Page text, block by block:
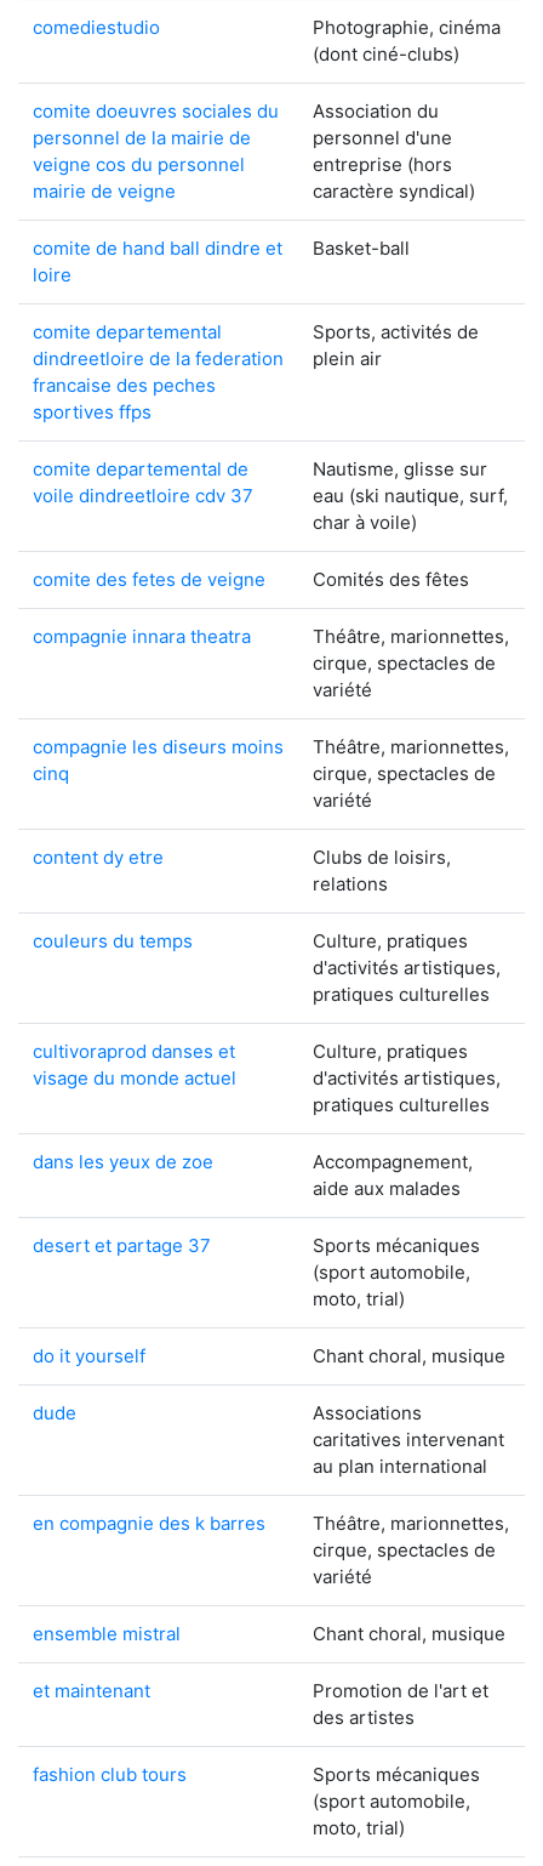
comediestudio
Photographie, cinéma
(dont ciné-clubs)
comite doeuvres sociales du
personnel de la mairie de
veigne cos du personnel
mairie de veigne
Association du
personnel d'une
entreprise (hors
caractère syndical)
comite de hand ball dindre et
loire
Basket-ball
comite departemental
dindreetloire de la federation
francaise des peches
sportives ffps
Sports, activités de
plein air
comite departemental de
voile dindreetloire cdv 37
Nautisme, glisse sur
eau (ski nautique, surf,
char à voile)
comite des fetes de veigne Comités des fêtes
compagnie innara theatra
Théâtre, marionnettes,
cirque, spectacles de
variété
compagnie les diseurs moins
cinq
Théâtre, marionnettes,
cirque, spectacles de
variété
content dy etre
Clubs de loisirs,
relations
couleurs du temps
Culture, pratiques
d'activités artistiques,
pratiques culturelles
cultivoraprod danses et
visage du monde actuel
Culture, pratiques
d'activités artistiques,
pratiques culturelles
dans les yeux de zoe
Accompagnement,
aide aux malades
desert et partage 37
Sports mécaniques
(sport automobile,
moto, trial)
do it yourself Chant choral, musique
dude
Associations
caritatives intervenant
au plan international
en compagnie des k barres
Théâtre, marionnettes,
cirque, spectacles de
variété
ensemble mistral Chant choral, musique
et maintenant
Promotion de l'art et
des artistes
fashion club tours
Sports mécaniques
(sport automobile,
moto, trial)